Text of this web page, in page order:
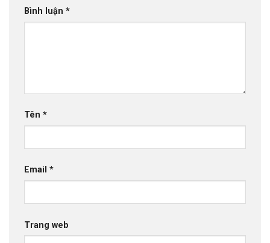
Bình luận *
Tên *
Email *
Trang web